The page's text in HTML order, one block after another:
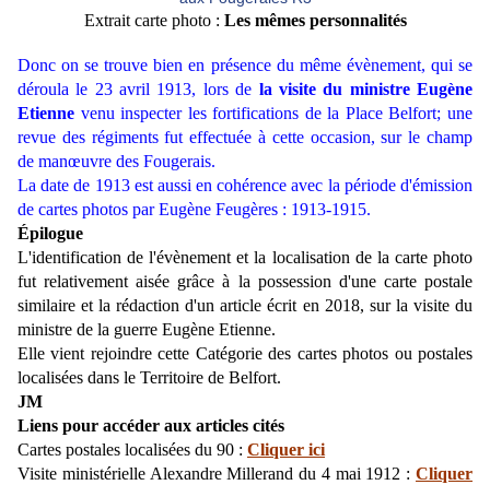
Extrait carte photo : Les mêmes personnalités
Donc on se trouve bien en présence du même évènement, qui se
déroula le 23 avril 1913, lors de la visite du ministre Eugène
Etienne venu inspecter les fortifications de la Place Belfort; une
revue des régiments fut effectuée à cette occasion, sur le champ
de manœuvre des Fougerais.
La date de 1913 est aussi en cohérence avec la période d'émission
de cartes photos par Eugène Feugères : 1913-1915.
Épilogue
L'identification de l'évènement et la localisation de la carte photo
fut relativement aisée grâce à la possession d'une carte postale
similaire et la rédaction d'un article écrit en 2018, sur la visite du
ministre de la guerre Eugène Etienne.
Elle vient rejoindre cette Catégorie des cartes photos ou postales
localisées dans le Territoire de Belfort.
JM
Liens pour accéder aux articles cités
Cartes postales localisées du 90 : Cliquer ici
Visite ministérielle Alexandre Millerand du 4 mai 1912 : Cliquer